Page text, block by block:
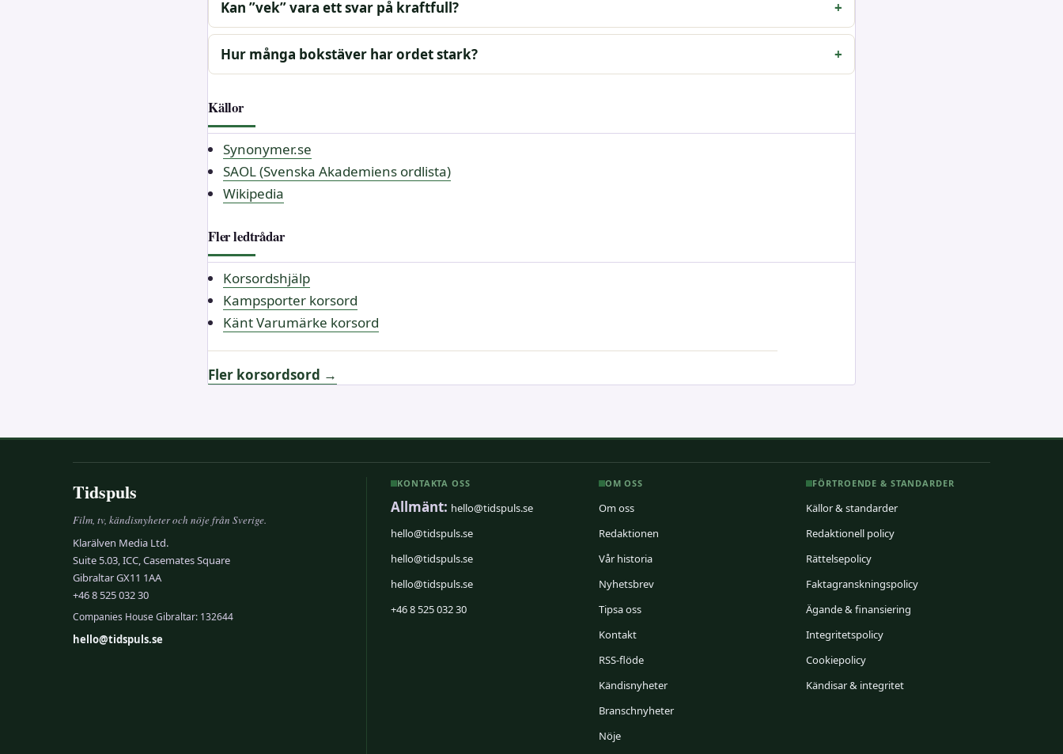
Kan ”vek” vara ett svar på kraftfull?
Hur många bokstäver har ordet stark?
Källor
Synonymer.se
SAOL (Svenska Akademiens ordlista)
Wikipedia
Fler ledtrådar
Korsordshjälp
Kampsporter korsord
Känt Varumärke korsord
Fler korsordsord →
Tidspuls
Film, tv, kändisnyheter och nöje från Sverige.
Klarälven Media Ltd.
Suite 5.03, ICC, Casemates Square
Gibraltar GX11 1AA
+46 8 525 032 30
Companies House Gibraltar: 132644
hello@tidspuls.se
KONTAKTA OSS
Allmänt: hello@tidspuls.se
hello@tidspuls.se
hello@tidspuls.se
hello@tidspuls.se
+46 8 525 032 30
OM OSS
Om oss
Redaktionen
Vår historia
Nyhetsbrev
Tipsa oss
Kontakt
RSS-flöde
Kändisnyheter
Branschnyheter
Nöje
FÖRTROENDE & STANDARDER
Källor & standarder
Redaktionell policy
Rättelsepolicy
Faktagranskningspolicy
Ägande & finansiering
Integritetspolicy
Cookiepolicy
Kändisar & integritet